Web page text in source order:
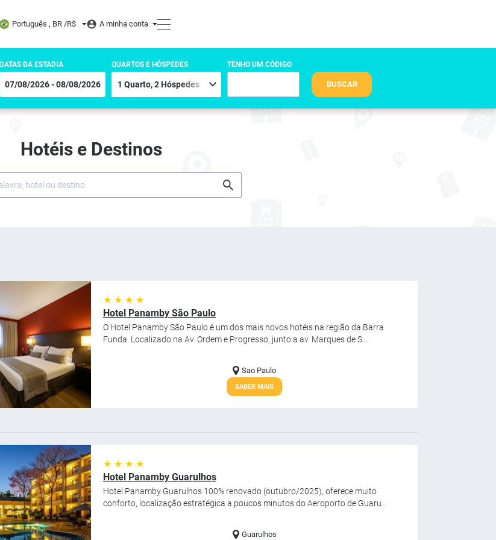
Português , BR /R$ A minha conta
DATAS DA ESTADIA QUARTOS E HÓSPEDES TENHO UM CÓDIGO
BUSCAR
Hotéis e Destinos
★ ★ ★ ★
Hotel Panamby São Paulo
O Hotel Panamby São Paulo é um dos mais novos hotéis na região da Barra
Funda. Localizado na Av. Ordem e Progresso, junto a av. Marques de S...
Sao Paulo
SABER MAIS
★ ★ ★ ★
Hotel Panamby Guarulhos
Hotel Panamby Guarulhos 100% renovado (outubro/2025), oferece muito
conforto, localização estratégica a poucos minutos do Aeroporto de Guaru...
Guarulhos